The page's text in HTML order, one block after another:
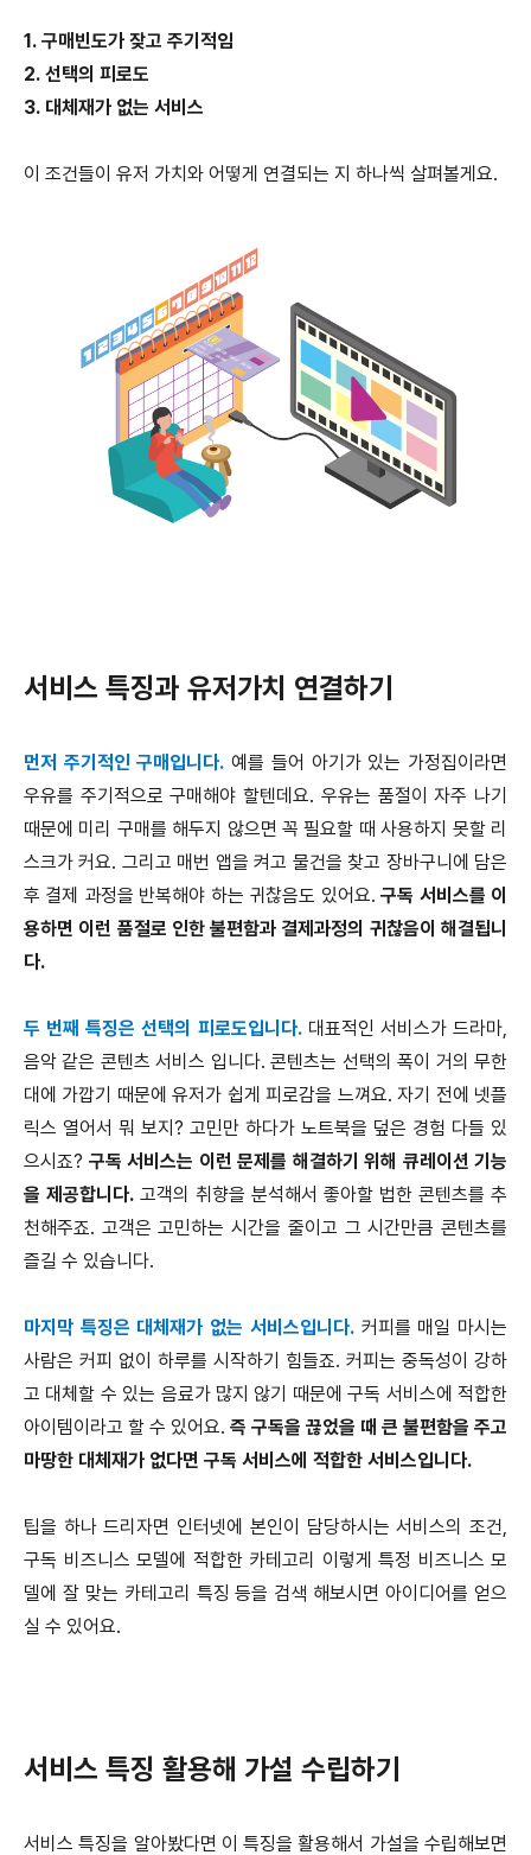
1. 구매빈도가 잦고 주기적임
2. 선택의 피로도
3. 대체재가 없는 서비스
이 조건들이 유저 가치와 어떻게 연결되는 지 하나씩 살펴볼게요.
서비스 특징과 유저가치 연결하기
먼저 주기적인 구매입니다. 예를 들어 아기가 있는 가정집이라면
우유를 주기적으로 구매해야 할텐데요. 우유는 품절이 자주 나기
때문에 미리 구매를 해두지 않으면 꼭 필요할 때 사용하지 못할 리
스크가 커요. 그리고 매번 앱을 켜고 물건을 찾고 장바구니에 담은
후 결제 과정을 반복해야 하는 귀찮음도 있어요.구독 서비스를 이
용하면 이런 품절로 인한 불편함과 결제과정의 귀찮음이 해결됩니
다.
두 번째 특징은 선택의 피로도입니다.대표적인 서비스가 드라마,
음악 같은 콘텐츠 서비스 입니다. 콘텐츠는 선택의 폭이 거의 무한
대에 가깝기 때문에 유저가 쉽게 피로감을 느껴요. 자기 전에 넷플
릭스 열어서 뭐 보지? 고민만 하다가 노트북을 덮은 경험 다들 있
으시죠? 구독 서비스는 이런 문제를 해결하기 위해 큐레이션 기능
을 제공합니다. 고객의 취향을 분석해서 좋아할 법한 콘텐츠를 추
천해주죠. 고객은 고민하는 시간을 줄이고 그 시간만큼 콘텐츠를
즐길 수 있습니다.
마지막 특징은 대체재가 없는 서비스입니다.커피를 매일 마시는
사람은 커피 없이 하루를 시작하기 힘들죠. 커피는 중독성이 강하
고 대체할 수 있는 음료가 많지 않기 때문에 구독 서비스에 적합한
아이템이라고 할 수 있어요. 즉 구독을 끊었을 때 큰 불편함을 주고
마땅한 대체재가 없다면 구독 서비스에 적합한 서비스입니다.
팁을 하나 드리자면 인터넷에 본인이 담당하시는 서비스의 조건,
구독 비즈니스 모델에 적합한 카테고리 이렇게 특정 비즈니스 모
델에 잘 맞는 카테고리 특징 등을 검색 해보시면 아이디어를 얻으
실 수 있어요.
서비스 특징 활용해 가설 수립하기
서비스 특징을 알아봤다면 이 특징을 활용해서 가설을 수립해보면